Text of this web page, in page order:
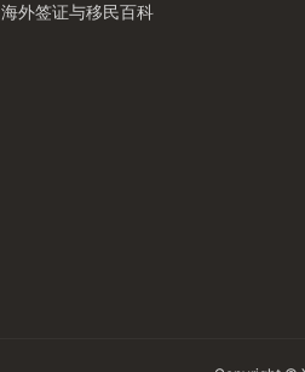
海外签证与移民百科